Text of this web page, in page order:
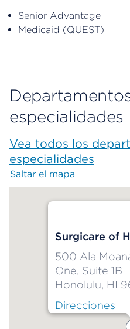
Senior Advantage
Medicaid (QUEST)
especialidades
Vea todos los
especialidades
Saltar el mapa
Surgicare of
500 Ala
One, Suite 1B
Honolulu, HI
Direcciones